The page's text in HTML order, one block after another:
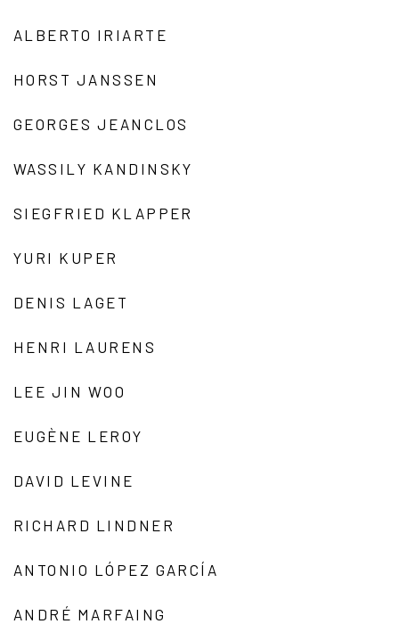
ALBERTO IRIARTE
HORST JANSSEN
GEORGES JEANCLOS
WASSILY KANDINSKY
SIEGFRIED KLAPPER
YURI KUPER
DENIS LAGET
HENRI LAURENS
LEE JIN WOO
EUGÈNE LEROY
DAVID LEVINE
RICHARD LINDNER
ANTONIO LÓPEZ GARCÍA
ANDRÉ MARFAING